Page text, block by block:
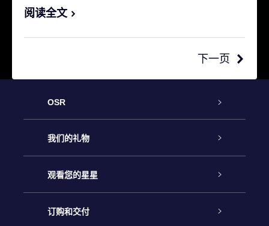
阅读全文
下一页
OSR
客户服务
联系我们
博客
我们的礼物
Online Star礼物
OSR 礼物包
观看您的星星
Online Star Register
订购和交付